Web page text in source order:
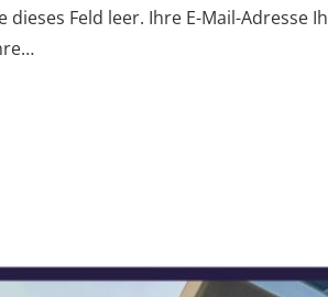
dieses Feld leer. Ihre E-Mail-Adresse